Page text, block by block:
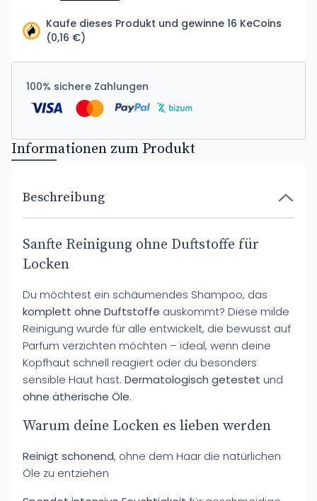
Kaufe dieses Produkt und gewinne 16 KeCoins
(0,16 €)
100% sichere Zahlungen
Informationen zum Produkt
Beschreibung
Sanfte Reinigung ohne Duftstoffe für
Locken
Du möchtest ein schäumendes Shampoo, das
komplett ohne Duftstoffe auskommt? Diese milde
Reinigung wurde für alle entwickelt, die bewusst auf
Parfum verzichten möchten – ideal, wenn deine
Kopfhaut schnell reagiert oder du besonders
sensible Haut hast. Dermatologisch getestet und
ohne ätherische Öle.
Warum deine Locken es lieben werden
Reinigt schonend, ohne dem Haar die natürlichen
Öle zu entziehen